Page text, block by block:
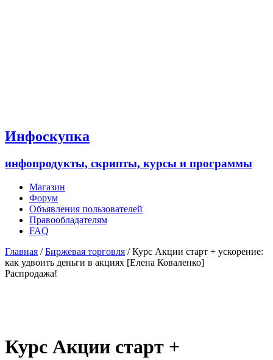
Инфоскупка
инфопродукты, скрипты, курсы и программы
Магазин
Форум
Объявления пользователей
Правообладателям
FAQ
Главная /Биржевая торговля / Курс Акции старт + ускорение:
как удвоить деньги в акциях [Елена Коваленко]
Распродажа!
Курс Акции старт +